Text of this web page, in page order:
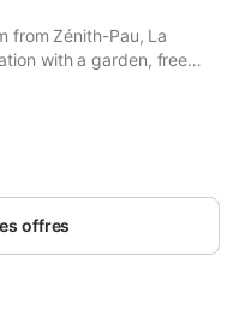
from Zénith-Pau, La
with a garden, free
terrace.
offres